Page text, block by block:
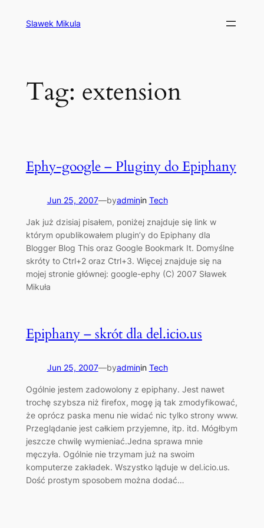
Slawek Mikula
Tag: extension
Ephy-google – Pluginy do Epiphany
Jun 25, 2007—byadminin Tech
Jak już dzisiaj pisałem, poniżej znajduje się link w
którym opublikowałem plugin’y do Epiphany dla
Blogger Blog This oraz Google Bookmark It. Domyślne
skróty to Ctrl+2 oraz Ctrl+3. Więcej znajduje się na
mojej stronie głównej: google-ephy (C) 2007 Sławek
Mikuła
Epiphany – skrót dla del.icio.us
Jun 25, 2007—byadminin Tech
Ogólnie jestem zadowolony z epiphany. Jest nawet
trochę szybsza niż firefox, mogę ją tak zmodyfikować,
że oprócz paska menu nie widać nic tylko strony www.
Przeglądanie jest całkiem przyjemne, itp. itd. Mógłbym
jeszcze chwilę wymieniać.Jedna sprawa mnie
męczyła. Ogólnie nie trzymam już na swoim
komputerze zakładek. Wszystko ląduje w del.icio.us.
Dość prostym sposobem można dodać…